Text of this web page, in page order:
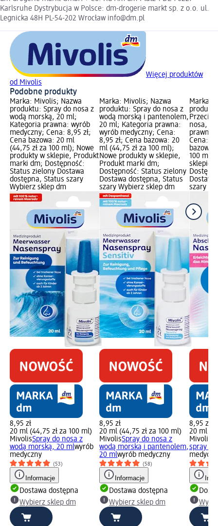
Karlsruhe Dystrybucja w Polsce: dm-drogerie markt sp. z o.o. ul.
Legnicka 48H PL-54-202 Wrocław info@dm.pl
Więcej produktów
od Mivolis
Podobne produkty
Marka: Mivolis; Nazwa
produktu: Spray do nosa z
wodą morską, 20 ml;
Kategoria prawna: wyrób
medyczny; Cena: 8,95 zł;
Cena bazowa: 20 ml
(44,75 zł za 100 ml); Nowe
produkty w sklepie, Produkt
marki dm; Dostępność:
Status zielony Dostawa
dostępna, Status szary
Wybierz sklep dm
8,95 zł
20 ml (44,75 zł za 100 ml)
MivolisSpray do nosa z
wodą morską, 20 mlwyrób
medyczny
(53)
Informacje
Dostawa dostępna
Wybierz sklep dm
Marka: Mivolis; Nazwa
produktu: Spray do nosa z
wodą morską i pantenolem,
20 ml; Kategoria prawna:
wyrób medyczny; Cena:
8,95 zł; Cena bazowa: 20
ml (44,75 zł za 100 ml);
Nowe produkty w sklepie,
Produkt marki dm;
Dostępność: Status zielony
Dostawa dostępna, Status
szary Wybierz sklep dm
8,95 zł
20 ml (44,75 zł za 100 ml)
MivolisSpray do nosa z
wodą morską i pantenolem,
20 mlwyrób medyczny
(58)
Informacje
Dostawa dostępna
Wybierz sklep dm
Marka:
nosa,
prawna:
Cena:
bazowa:
100 ml);
sklepie,
szary
8,95 zł
20 ml
Mivolis
spray